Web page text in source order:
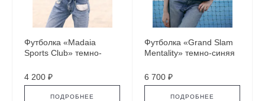
Футболка «Madaia
Sports Club» темно-
4 200 ₽
ПОДРОБНЕЕ
Футболка «Grand Slam
Mentality» темно-синяя
6 700 ₽
ПОДРОБНЕЕ